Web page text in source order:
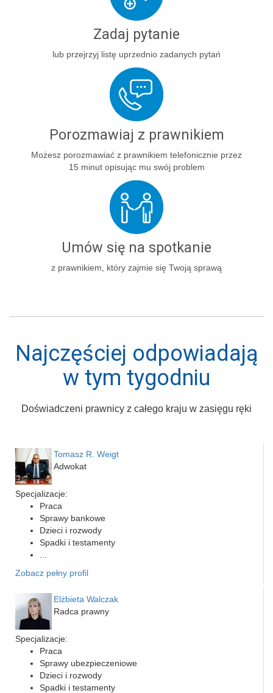
Zadaj pytanie
lub przejrzyj listę uprzednio zadanych pytań
Porozmawiaj z prawnikiem
Możesz porozmawiać z prawnikiem telefonicznie przez
15 minut opisując mu swój problem
Umów się na spotkanie
z prawnikiem, który zajmie się Twoją sprawą
Najczęściej odpowiadają
w tym tygodniu
Doświadczeni prawnicy z całego kraju w zasięgu ręki
Tomasz R. Weigt
Adwokat
Specjalizacje:
Praca
Sprawy bankowe
Dzieci i rozwody
Spadki i testamenty
Zobacz pełny profil
Elżbieta Walczak
Radca prawny
Specjalizacje:
Praca
Sprawy ubezpieczeniowe
Dzieci i rozwody
Spadki i testamenty